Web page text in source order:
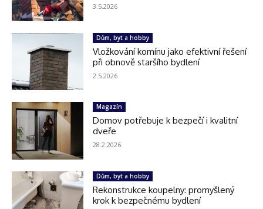
3.5.2026
Dům, byt a hobby
Vložkování komínu jako efektivní řešení
při obnově staršího bydlení
2.5.2026
Magazín
Domov potřebuje k bezpečí i kvalitní
dveře
28.2.2026
Dům, byt a hobby
Rekonstrukce koupelny: promyšlený
krok k bezpečnému bydlení